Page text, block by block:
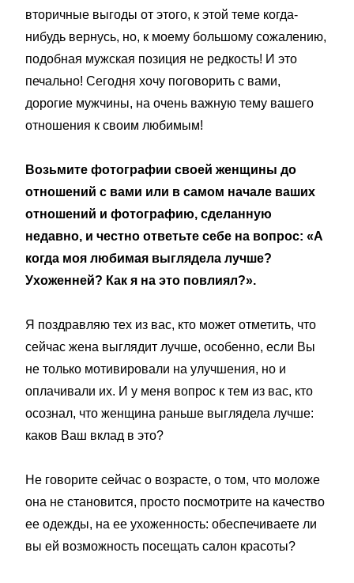
вторичные выгоды от этого, к этой теме когда-
нибудь вернусь, но, к моему большому сожалению,
подобная мужская позиция не редкость! И это
печально! Сегодня хочу поговорить с вами,
дорогие мужчины, на очень важную тему вашего
отношения к своим любимым!
Возьмите фотографии своей женщины до
отношений с вами или в самом начале ваших
отношений и фотографию, сделанную
недавно, и честно ответьте себе на вопрос: «А
когда моя любимая выглядела лучше?
Ухоженней? Как я на это повлиял?».
Я поздравляю тех из вас, кто может отметить, что
сейчас жена выглядит лучше, особенно, если Вы
не только мотивировали на улучшения, но и
оплачивали их. И у меня вопрос к тем из вас, кто
осознал, что женщина раньше выглядела лучше:
каков Ваш вклад в это?
Не говорите сейчас о возрасте, о том, что моложе
она не становится, просто посмотрите на качество
ее одежды, на ее ухоженность: обеспечиваете ли
вы ей возможность посещать салон красоты?